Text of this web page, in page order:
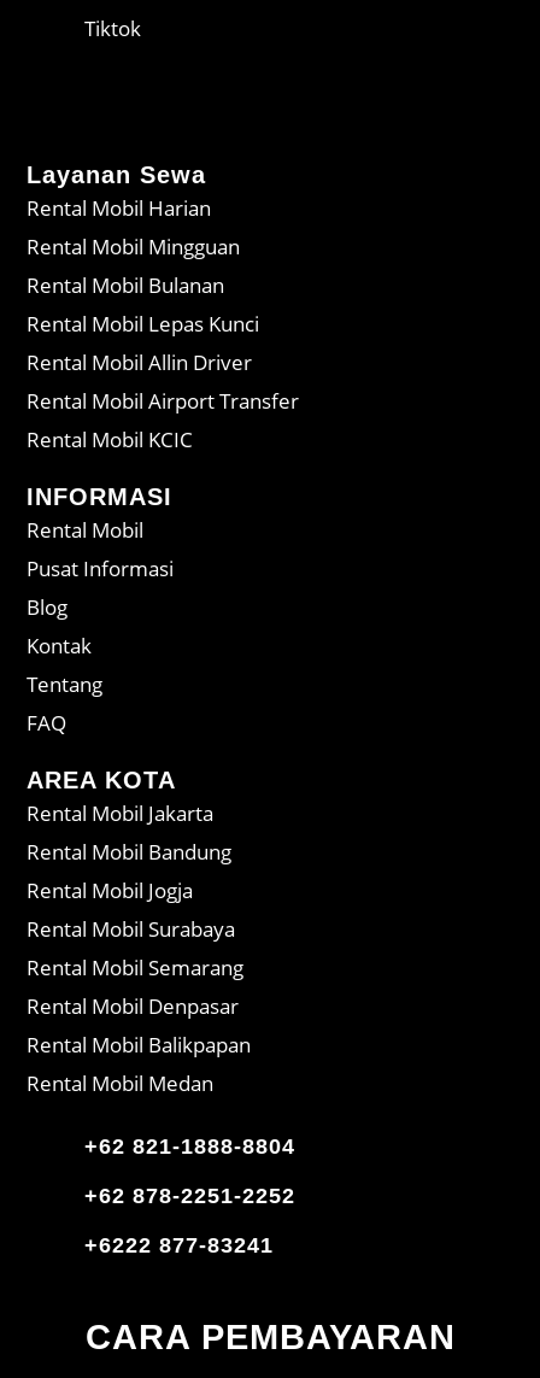
Tiktok
Layanan Sewa
Rental Mobil Harian
Rental Mobil Mingguan
Rental Mobil Bulanan
Rental Mobil Lepas Kunci
Rental Mobil Allin Driver
Rental Mobil Airport Transfer
Rental Mobil KCIC
INFORMASI
Rental Mobil
Pusat Informasi
Blog
Kontak
Tentang
FAQ
AREA KOTA
Rental Mobil Jakarta
Rental Mobil Bandung
Rental Mobil Jogja
Rental Mobil Surabaya
Rental Mobil Semarang
Rental Mobil Denpasar
Rental Mobil Balikpapan
Rental Mobil Medan
+62 821-1888-8804
+62 878-2251-2252
+6222 877-83241
CARA PEMBAYARAN